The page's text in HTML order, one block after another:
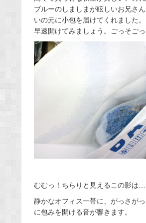
ブルーのしましまが眩しいお兄さ
いの元に小包を届けてくれました。
早速開けてみましょう。ごっそごっ
むむっ！ちらりと見えるこの影は…
静かなオフィス一帯に、がっさが
に包みを開ける音が響きます。